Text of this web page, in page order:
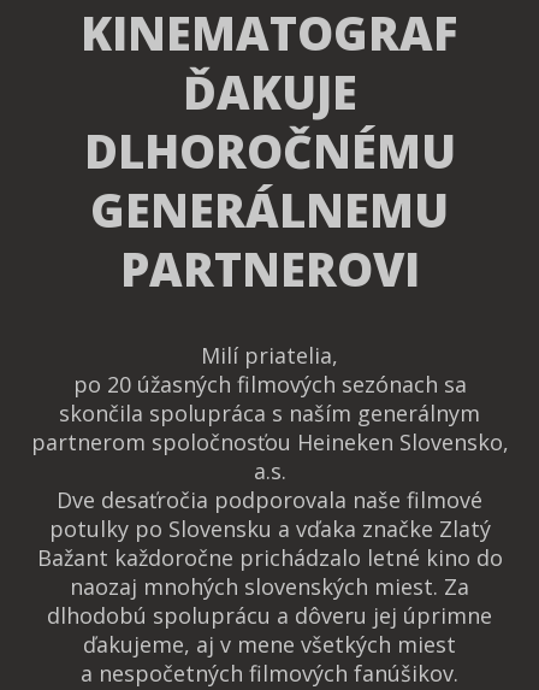
KINEMATOGRAF
ĎAKUJE
DLHOROČNÉMU
GENERÁLNEMU
PARTNEROVI
Milí priatelia,
po 20 úžasných filmových sezónach sa
skončila spolupráca s naším generálnym
partnerom spoločnosťou Heineken Slovensko,
a.s.
Dve desaťročia podporovala naše filmové
potulky po Slovensku a vďaka značke Zlatý
Bažant každoročne prichádzalo letné kino do
naozaj mnohých slovenských miest. Za
dlhodobú spoluprácu a dôveru jej úprimne
ďakujeme, aj v mene všetkých miest
a nespočetných filmových fanúšikov.